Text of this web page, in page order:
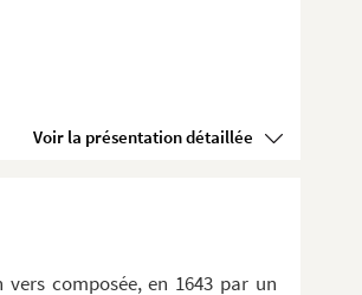
Voir la présentation détaillée
composée, en 1643 par un